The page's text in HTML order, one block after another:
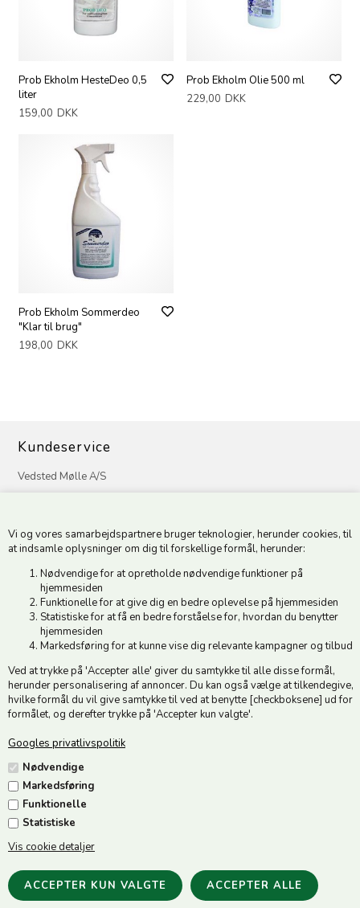
Vi og vores samarbejdspartnere bruger teknologier, herunder cookies, til
at indsamle oplysninger om dig til forskellige formål, herunder:
Nødvendige for at opretholde nødvendige funktioner på
hjemmesiden
Funktionelle for at give dig en bedre oplevelse på hjemmesiden
Statistiske for at få en bedre forståelse for, hvordan du benytter
hjemmesiden
Markedsføring for at kunne vise dig relevante kampagner og tilbud
Ved at trykke på 'Accepter alle' giver du samtykke til alle disse formål,
herunder personalisering af annoncer. Du kan også vælge at tilkendegive,
hvilke formål du vil give samtykke til ved at benytte [checkboksene] ud for
formålet, og derefter trykke på 'Accepter kun valgte'.
Googles privatlivspolitik
Nødvendige
Markedsføring
Funktionelle
Statistiske
Vis cookie detaljer
Prob Ekholm HesteDeo 0,5
liter
159,00 DKK
Prob Ekholm Olie 500 ml
229,00 DKK
Prob Ekholm Sommerdeo
"Klar til brug"
198,00 DKK
Kundeservice
Vedsted Mølle A/S
CVR 49879415 Mailvedstedmoelle@post.tele.dk
Åbningstider: Man-Fre 9.00-17.00 | Middagslukket 12.00-12.30 |
Lørdag 9.00-12.00
Hold dig opdateret
Tilmeld dig vores nyhedsbrev og modtag gode tilbud :)
Jeg accepterer vilkårene
Følg os